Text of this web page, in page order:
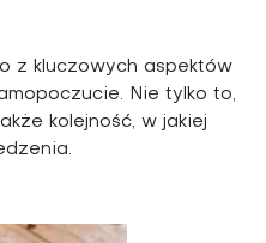
z kluczowych aspektów
Nie tylko to,
kolejność, w jakiej